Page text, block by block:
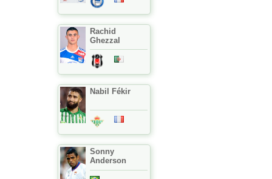
Rachid
Ghezzal
Nabil Fékir
Sonny
Anderson